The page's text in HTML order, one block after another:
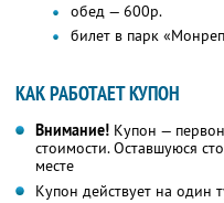
обед — 600р.
билет в парк
КАК РАБОТАЕТ КУПОН
Внимание! Купон —
стоимости. Оставшуюся
месте
Купон действует на один